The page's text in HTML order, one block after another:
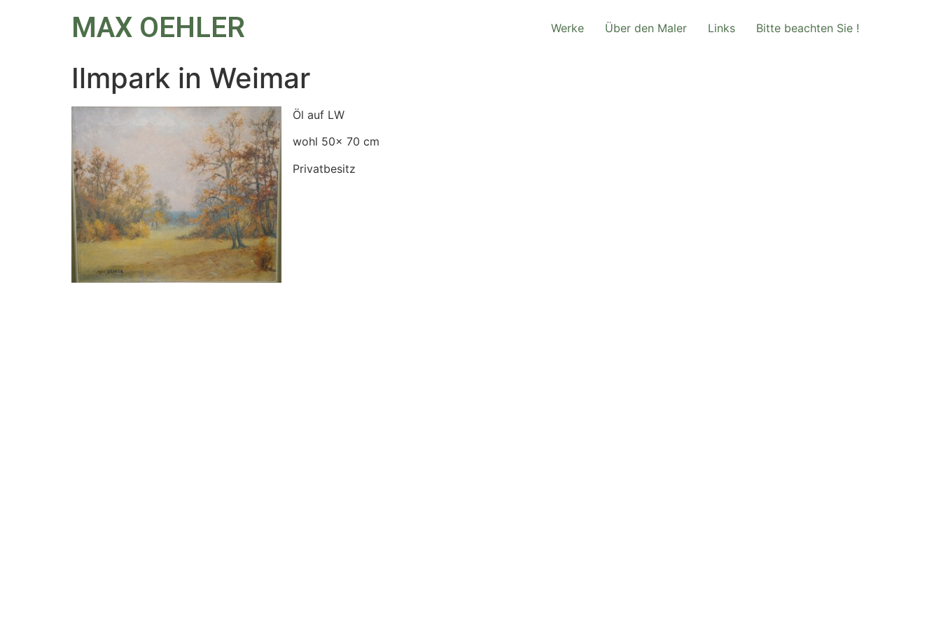
MAX OEHLER Werke Über den Maler Links Bitte beachten Sie !
Ilmpark in Weimar
Öl auf LW
wohl 50x 70 cm
Privatbesitz